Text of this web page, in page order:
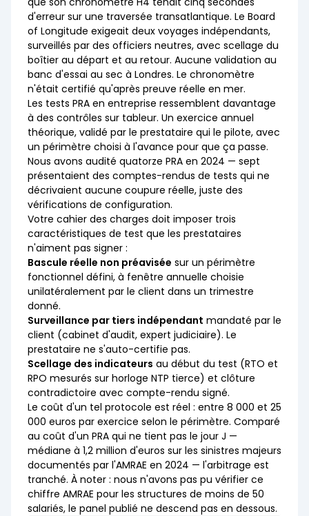
d'erreur sur une traversée transatlantique. Le Board
of Longitude exigeait deux voyages indépendants,
surveillés par des officiers neutres, avec scellage du
boîtier au départ et au retour. Aucune validation au
banc d'essai au sec à Londres. Le chronomètre
n'était certifié qu'après preuve réelle en mer.
Les tests PRA en entreprise ressemblent davantage
à des contrôles sur tableur. Un exercice annuel
théorique, validé par le prestataire qui le pilote, avec
un périmètre choisi à l'avance pour que ça passe.
Nous avons audité quatorze PRA en 2024 — sept
présentaient des comptes-rendus de tests qui ne
décrivaient aucune coupure réelle, juste des
vérifications de configuration.
Votre cahier des charges doit imposer trois
caractéristiques de test que les prestataires
n'aiment pas signer :
Bascule réelle non préavisée sur un périmètre
fonctionnel défini, à fenêtre annuelle choisie
unilatéralement par le client dans un trimestre
donné.
Surveillance par tiers indépendant mandaté par le
client (cabinet d'audit, expert judiciaire). Le
prestataire ne s'auto-certifie pas.
Scellage des indicateurs au début du test (RTO et
RPO mesurés sur horloge NTP tierce) et clôture
contradictoire avec compte-rendu signé.
Le coût d'un tel protocole est réel : entre 8 000 et 25
000 euros par exercice selon le périmètre. Comparé
au coût d'un PRA qui ne tient pas le jour J —
médiane à 1,2 million d'euros sur les sinistres majeurs
documentés par l'AMRAE en 2024 — l'arbitrage est
tranché. À noter : nous n'avons pas pu vérifier ce
chiffre AMRAE pour les structures de moins de 50
salariés, le panel publié ne descend pas en dessous.